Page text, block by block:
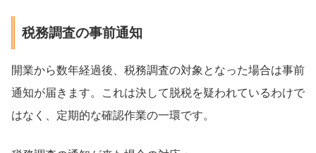
税務調査の事前通知
開業から数年経過後、税務調査の対象となった場合は事前
通知が届きます。これは決して脱税を疑われているわけで
はなく、定期的な確認作業の一環です。